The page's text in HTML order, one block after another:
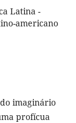
Latina -
americano
imaginário
profícua